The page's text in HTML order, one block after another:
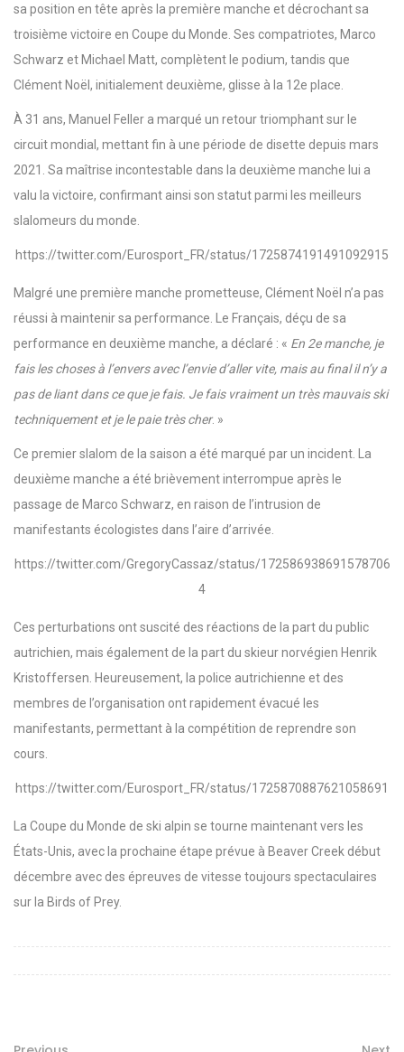
sa position en tête après la première manche et décrochant sa
troisième victoire en Coupe du Monde. Ses compatriotes, Marco
Schwarz et Michael Matt, complètent le podium, tandis que
Clément Noël, initialement deuxième, glisse à la 12e place.
À 31 ans, Manuel Feller a marqué un retour triomphant sur le
circuit mondial, mettant fin à une période de disette depuis mars
2021. Sa maîtrise incontestable dans la deuxième manche lui a
valu la victoire, confirmant ainsi son statut parmi les meilleurs
slalomeurs du monde.
https://twitter.com/Eurosport_FR/status/1725874191491092915
Malgré une première manche prometteuse, Clément Noël n’a pas
réussi à maintenir sa performance. Le Français, déçu de sa
performance en deuxième manche, a déclaré : « En 2e manche, je
fais les choses à l’envers avec l’envie d’aller vite, mais au final il n’y a
pas de liant dans ce que je fais. Je fais vraiment un très mauvais ski
techniquement et je le paie très cher. »
Ce premier slalom de la saison a été marqué par un incident. La
deuxième manche a été brièvement interrompue après le
passage de Marco Schwarz, en raison de l’intrusion de
manifestants écologistes dans l’aire d’arrivée.
https://twitter.com/GregoryCassaz/status/172586938691578706
4
Ces perturbations ont suscité des réactions de la part du public
autrichien, mais également de la part du skieur norvégien Henrik
Kristoffersen. Heureusement, la police autrichienne et des
membres de l’organisation ont rapidement évacué les
manifestants, permettant à la compétition de reprendre son
cours.
https://twitter.com/Eurosport_FR/status/1725870887621058691
La Coupe du Monde de ski alpin se tourne maintenant vers les
États-Unis, avec la prochaine étape prévue à Beaver Creek début
décembre avec des épreuves de vitesse toujours spectaculaires
sur la Birds of Prey.